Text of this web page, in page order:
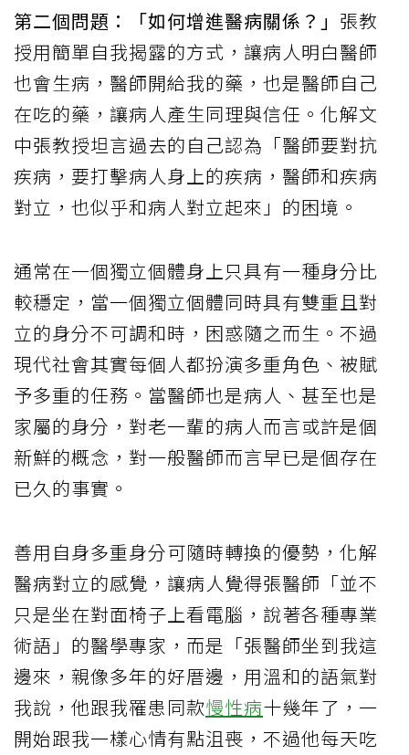
第二個問題：「如何增進醫病關係？」 張教
授用簡單自我揭露的方式，讓病人明白醫師
也會生病，醫師開給我的藥，也是醫師自己
在吃的藥，讓病人產生同理與信任。化解文
中張教授坦言過去的自己認為「醫師要對抗
疾病，要打擊病人身上的疾病，醫師和疾病
對立，也似乎和病人對立起來」的困境。
通常在一個獨立個體身上只具有一種身分比
較穩定，當一個獨立個體同時具有雙重且對
立的身分不可調和時，困惑隨之而生。不過
現代社會其實每個人都扮演多重角色、被賦
予多重的任務。當醫師也是病人、甚至也是
家屬的身分，對老一輩的病人而言或許是個
新鮮的概念，對一般醫師而言早已是個存在
已久的事實。
善用自身多重身分可隨時轉換的優勢，化解
醫病對立的感覺，讓病人覺得張醫師「並不
只是坐在對面椅子上看電腦，說著各種專業
術語」的醫學專家，而是「張醫師坐到我這
邊來，親像多年的好厝邊，用溫和的語氣對
我說，他跟我罹患同款慢性病十幾年了，一
開始跟我一樣心情有點沮喪，不過他每天吃